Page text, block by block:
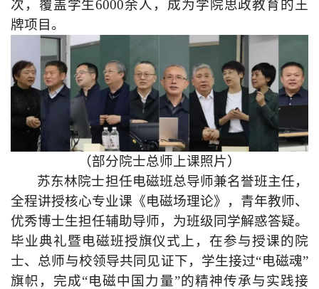
次，覆盖学生6000余人，成为学院思政教育的王
牌项目。
（部分院士总师上课照片）
苏东林院士担任电磁班总导师兼名誉班主任，
全程讲授核心专业课《电磁场理论》，青年教师、
优秀博士生担任辅助导师，为班级同学解惑答疑。
毕业典礼暨电磁班授旗仪式上，在参与授课的院
士、总师与校领导共同见证下，学生接过“电磁魂”
旗帜，完成“电磁中国力量”的精神传承与实践接